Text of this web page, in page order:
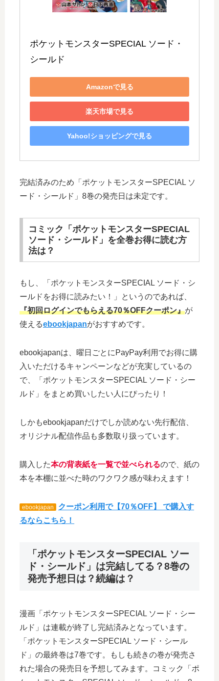
ポケットモンスターSPECIAL ソード・
シールド
Amazonで見る
楽天市場で見る
Yahoo!ショッピングで見る
完結済みのため「ポケットモンスターSPECIAL ソ
ード・シールド」8巻の発売日は未定です。
コミック「ポケットモンスターSPECIAL
ソード・シールド」を全巻お得に読む方
法は？
もし、「ポケットモンスターSPECIAL ソード・シ
ールドをお得に読みたい！」というのであれば、
『初回ログインでもらえる70％OFFクーポン』が
使えるebookjapanがおすすめです。
ebookjapanは、曜日ごとにPayPay利用でお得に購
入いただけるキャンペーンなどが充実しているの
で、「ポケットモンスターSPECIAL ソード・シー
ルド」をまとめ買いしたい人にぴったり！
しかもebookjapanだけでしか読めない先行配信、
オリジナル配信作品も多数取り扱っています。
購入した本の背表紙を一覧で並べられるので、紙の
本を本棚に並べた時のワクワク感が味わえます！
ebookjapan
クーポン利用で【70％OFF】 で購入す
るならこちら！
「ポケットモンスターSPECIAL ソー
ド・シールド」は完結してる？8巻の
発売予想日は？続編は？
漫画「ポケットモンスターSPECIAL ソード・シー
ルド」は連載が終了し完結済みとなっています。
「ポケットモンスターSPECIAL ソード・シール
ド」の最終巻は7巻です。もしも続きの巻が発売さ
れた場合の発売日を予想してみます。コミック「ポ